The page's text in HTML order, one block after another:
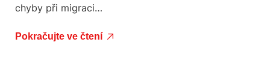
chyby při migraci…
Pokračujte ve čtení